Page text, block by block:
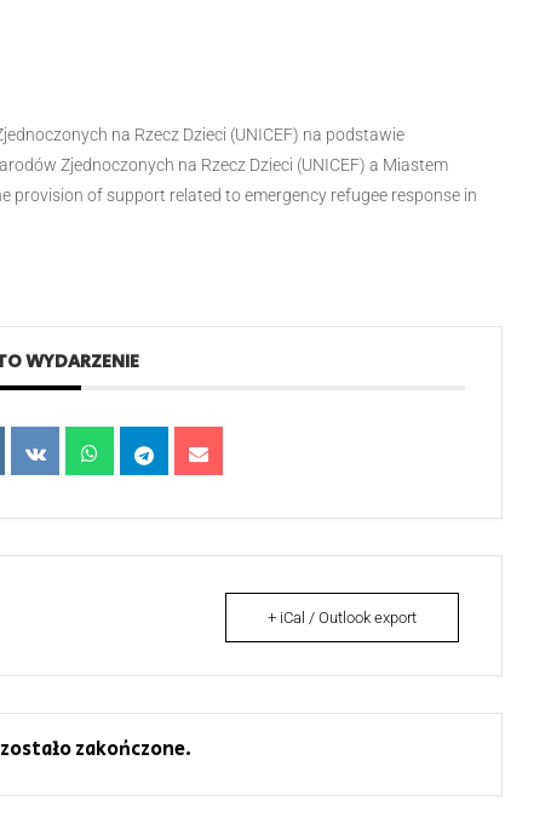
na Rzecz Dzieci (UNICEF) na podstawie
Zjednoczonych na Rzecz Dzieci (UNICEF) a Miastem
provision of support related to emergency refugee response in
WYDARZENIE
+ iCal / Outlook export
zakończone.